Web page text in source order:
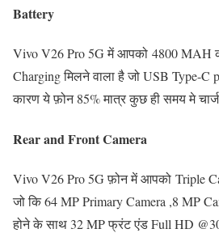
Battery
Vivo V26 Pro 5G में आपको 4800 MAH
Charging मिलने वाला है जो USB Type-C
कारण ये फ़ोन 85% मात्र कुछ ही समय मे चार्ज
Rear and Front Camera
Vivo V26 Pro 5G फ़ोन में आपको Triple
जो कि 64 MP Primary Camera ,8 MP
होने के साथ 32 MP फ्रंट एंड Full HD